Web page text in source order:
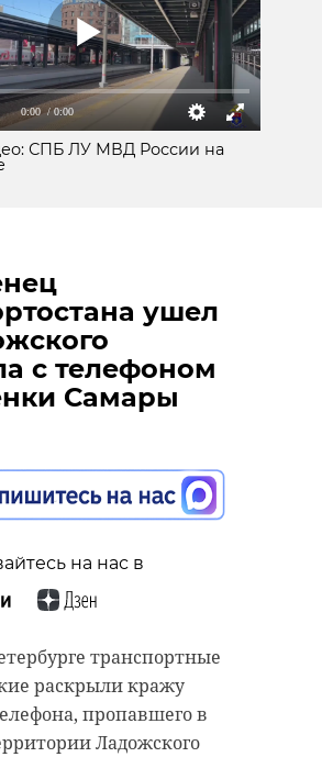
0:00 / 0:00
СПБ ЛУ МВД России на
ушел
с телефоном
Самары
на нас в
транспортные
раскрыли кражу
пропавшего в
Ладожского